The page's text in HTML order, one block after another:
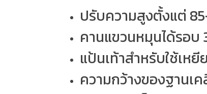
ปรับความสูงตั้งแต่
คานแขวนหมุนได้รอบ
แป้นเท้าสำหรับใช้เห
ความกว้างของฐานเ